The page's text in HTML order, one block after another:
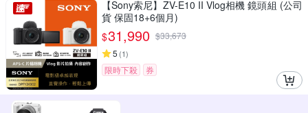
【Sony索尼】ZV-E10 II Vlog相機 鏡頭組 (公司
貨 保固18+6個月)
$31,990 $33,673
5 (1)
限時下殺 券